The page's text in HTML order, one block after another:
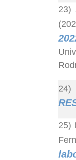
23)
24)
25)